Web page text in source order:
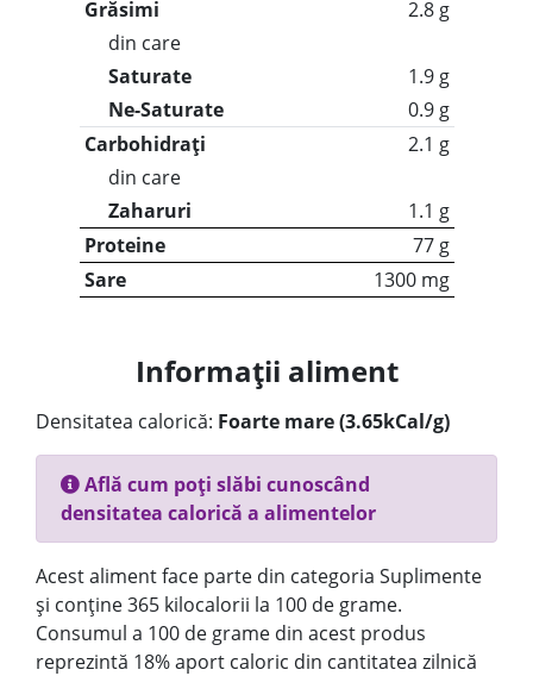
Grăsimi
2.8 g
din care
Saturate
1.9 g
Ne-Saturate
0.9 g
Carbohidrați
2.1 g
din care
Zaharuri
1.1 g
Proteine
77 g
Sare
1300 mg
Informații aliment
Densitatea calorică: Foarte mare (3.65kCal/g)
Află cum poți slăbi cunoscând
densitatea calorică a alimentelor
Acest aliment face parte din categoria Suplimente
și conține 365 kilocalorii la 100 de grame.
Consumul a 100 de grame din acest produs
reprezintă 18% aport caloric din cantitatea zilnică